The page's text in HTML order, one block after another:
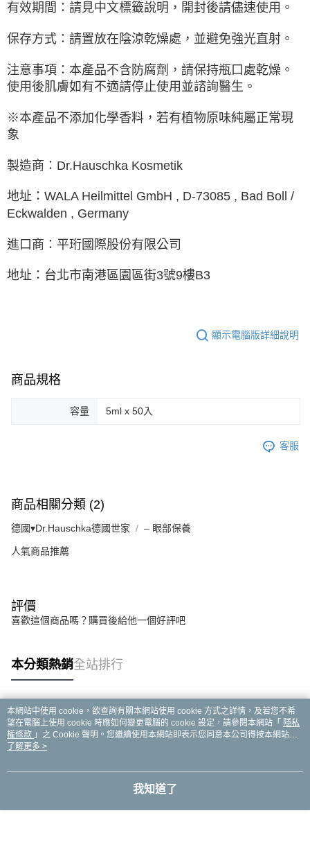
有效期間：請見中文標籤說明，開封後請儘速使用。
保存方式：請置放在陰涼乾燥處，並避免強光直射。
注意事項：本產品不含防腐劑，請保持瓶口處乾燥。
使用後肌膚如有不適請停止使用並諮詢醫生。
※本產品不添加化學香料，若有植物原味純屬正常現
象
製造商：Dr.Hauschka Kosmetik
地址：WALA Heilmittel GmbH , D-73085 , Bad Boll /
Eckwalden , Germany
進口商：平珩國際股份有限公司
地址：台北市南港區園區街3號9樓B3
顯示電腦版詳細說明
商品規格
容量 5ml x 50入
客服
商品相關分類 (2)
德國▾Dr.Hauschka德國世家 – 眼部保養
人氣商品推薦
評價
喜歡這個商品嗎？購買後給他一個好評吧
本分類熱銷全站排行
熱門標籤
本網站中使用 cookie，欲查詢有關本網站使用 cookie 方式之詳情，及若您不希
望在電腦上使用 cookie 時應如何變更電腦的 cookie 設定，請參閱本網站「 隱私
權條款 」之 Cookie 聲明。您繼續使用本網站即表示您同意本公司得按本網站使
用條款之 Cookie 聲明使用 cookie。
了解更多 >
我知道了